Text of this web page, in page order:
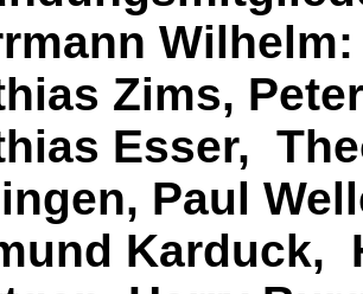
Wilhelm:
Zims,
Esser,
Paul
Karduck,